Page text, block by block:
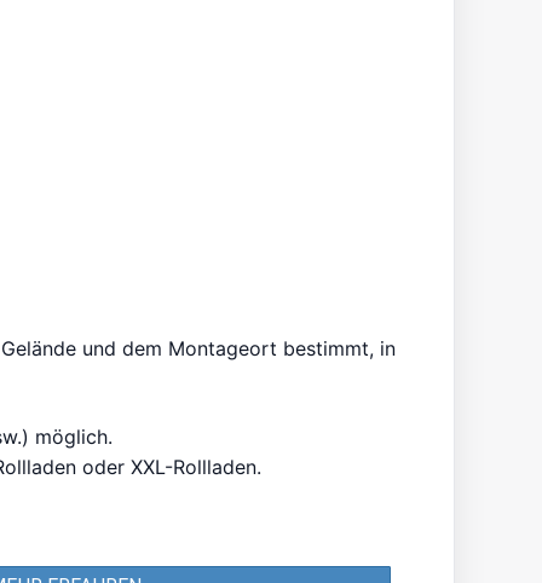
und dem Montageort bestimmt, in
möglich.
oder XXL-Rollladen.